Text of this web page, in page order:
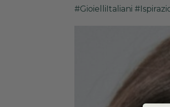
#GioielliItaliani